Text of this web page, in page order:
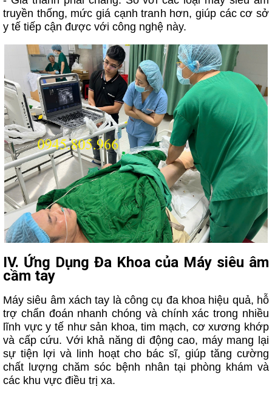
truyền thống, mức giá cạnh tranh hơn, giúp các cơ sở
y tế tiếp cận được với công nghệ này.
IV. Ứng Dụng Đa Khoa của Máy siêu âm
cầm tay
Máy siêu âm xách tay là công cụ đa khoa hiệu quả, hỗ
trợ chẩn đoán nhanh chóng và chính xác trong nhiều
lĩnh vực y tế như sản khoa, tim mạch, cơ xương khớp
và cấp cứu. Với khả năng di động cao, máy mang lại
sự tiện lợi và linh hoạt cho bác sĩ, giúp tăng cường
chất lượng chăm sóc bệnh nhân tại phòng khám và
các khu vực điều trị xa.